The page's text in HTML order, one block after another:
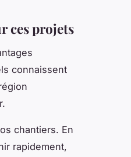
ces projets
connaissent
chantiers. En
rapidement,